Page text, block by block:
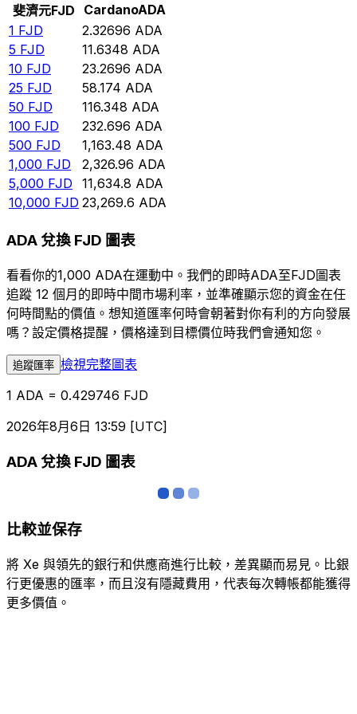
斐濟元FJD CardanoADA
1 FJD 2.32696 ADA
5 FJD 11.6348 ADA
10 FJD 23.2696 ADA
25 FJD 58.174 ADA
50 FJD 116.348 ADA
100 FJD 232.696 ADA
500 FJD 1,163.48 ADA
1,000 FJD 2,326.96 ADA
5,000 FJD 11,634.8 ADA
10,000 FJD 23,269.6 ADA
ADA 兌換 FJD 圖表
看看你的1,000 ADA在運動中。我們的即時ADA至FJD圖表
追蹤 12 個月的即時中間市場利率，並準確顯示您的資金在任
何時間點的價值。想知道匯率何時會朝著對你有利的方向發展
嗎？設定價格提醒，價格達到目標價位時我們會通知您。
追蹤匯率 檢視完整圖表
1 ADA = 0.429746 FJD
2026年8月6日 13:59 [UTC]
ADA 兌換 FJD 圖表
比較並保存
將 Xe 與領先的銀行和供應商進行比較，差異顯而易見。比銀
行更優惠的匯率，而且沒有隱藏費用，代表每次轉帳都能獲得
更多價值。